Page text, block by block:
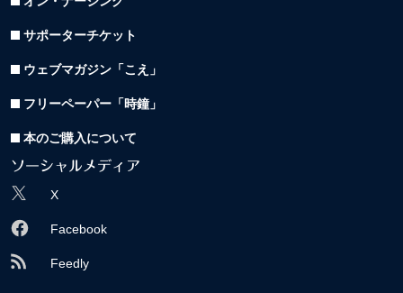
サポーターチケット
ウェブマガジン「こえ」
フリーペーパー「時鐘」
本のご購入について
ソーシャルメディア
X
Facebook
Feedly